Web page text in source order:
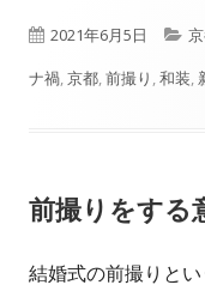
公
開
2021年6月5日
カ
テ
ー
ナ禍,京都,前撮り ,和装,
前撮りをする
結婚式の前撮りとい